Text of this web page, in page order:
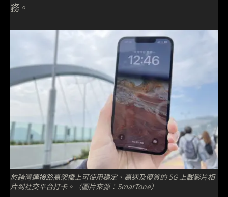
務。
於跨灣連接路高架橋上可使用穩定、高速及優質的 5G 上載影片相
片到社交平台打卡。（圖片來源：SmarTone）